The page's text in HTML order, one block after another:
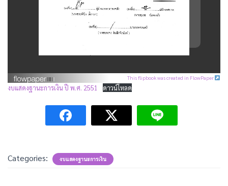
This flipbook was created in FlowPaper
งบแสดงฐานะการเงิน ปี พ.ศ. 2551 ดาวน์โหลด
Categories: งบแสดงฐานะการเงิน